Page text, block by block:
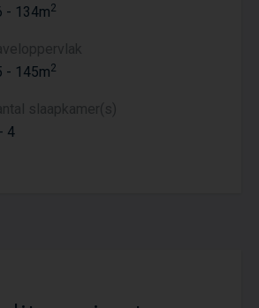
- 134m2
- 145m2
slaapkamer(s)
4